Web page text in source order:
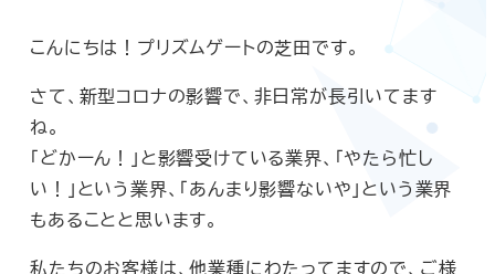
こんにちは！プリズムゲートの芝田です。
さて、新型コロナの影響で、非日常が長引いてます
ね。
「どかーん！」と影響受けている業界、「やたら忙し
い！」という業界、「あんまり影響ないや」という業界
もあることと思います。
私たちのお客様は、他業種にわたってますので、ご様